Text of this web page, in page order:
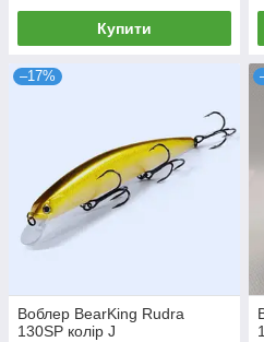
Купити
–17%
Воблер BearKing Rudra
130SP колір J